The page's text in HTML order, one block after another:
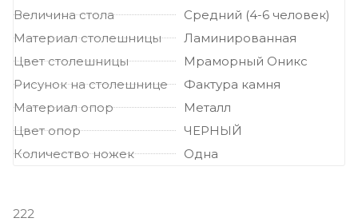
Величина стола
Средний (4-6 человек)
Материал столешницы
Ламинированная
Цвет столешницы
Мраморный Оникс
Рисунок на столешнице
Фактура камня
Материал опор
Металл
Цвет опор
ЧЕРНЫЙ
Количество ножек
Одна
222